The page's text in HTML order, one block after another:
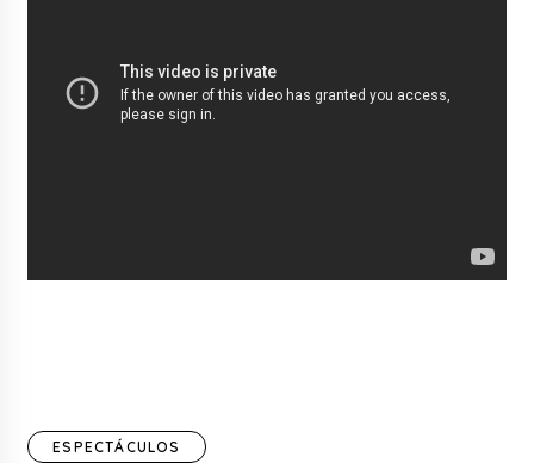
ESPECTÁCULOS